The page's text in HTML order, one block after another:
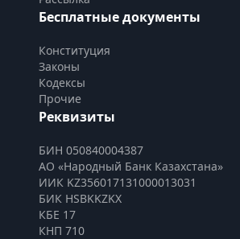
Бесплатные документы
Конституция
Законы
Кодексы
Прочие
Реквизиты
БИН 050840004387
АО «Народный Банк Казахстана»
ИИК KZ356017131000013031
БИК HSBKKZKX
КБЕ 17
КНП 710